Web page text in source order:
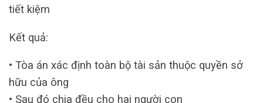
tiết kiệm
Kết quả:
• Tòa án xác định toàn bộ tài sản thuộc quyền sở
hữu của ông
• Sau đó chia đều cho hai người con